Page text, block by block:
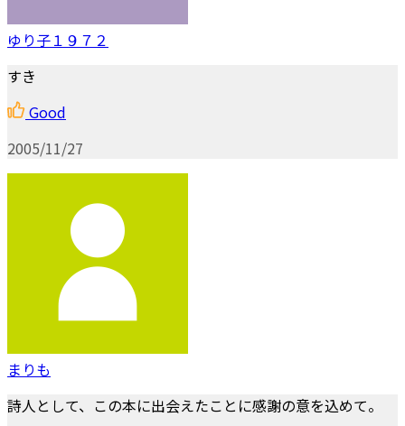
ゆり子１９７２
すき
Good
2005/11/27
まりも
詩人として、この本に出会えたことに感謝の意を込めて。